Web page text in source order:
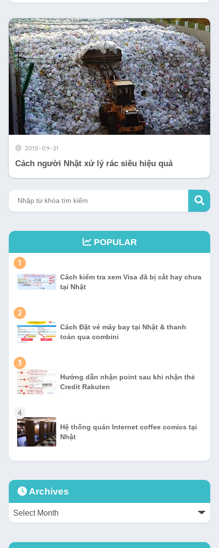
2015-09-21
Cách người Nhật xử lý rác siêu hiệu quả
POPULAR
1
Cách kiểm tra xem Visa đã bị cắt hay chưa
tại Nhật
2
Cách Đặt vé máy bay tại Nhật & thanh
toán qua combini
3
Hướng dẫn nhận point sau khi nhận thẻ
Credit Rakuten
4
Hệ thống quán Internet coffee comics tại
Nhật
Archives